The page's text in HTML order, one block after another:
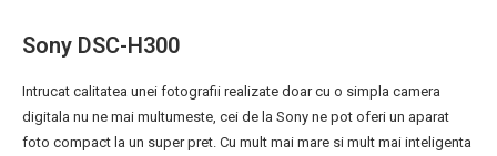
Sony DSC-H300
Intrucat calitatea unei fotografii realizate doar cu o simpla camera
digitala nu ne mai multumeste, cei de la Sony ne pot oferi un aparat
foto compact la un super pret. Cu mult mai mare si mult mai inteligenta